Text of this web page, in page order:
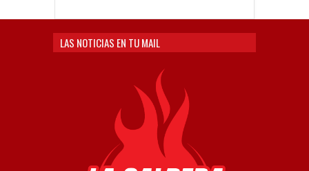
LAS NOTICIAS EN TU MAIL